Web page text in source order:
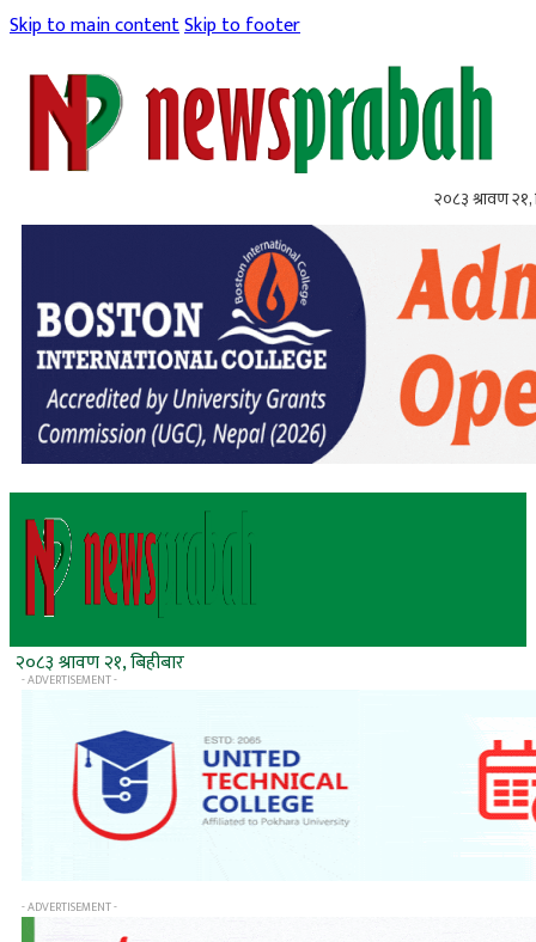
Skip to main contentSkip to footer
२०८३ श्रावण २१,
२०८३ श्रावण २१, बिहीबार
- ADVERTISEMENT -
- ADVERTISEMENT -